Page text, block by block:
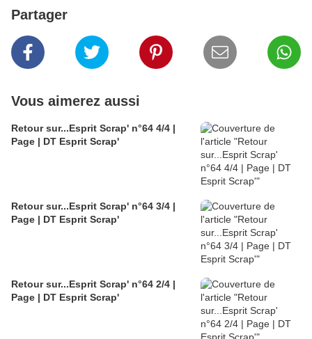
Partager
Vous aimerez aussi
Retour sur...Esprit Scrap' n°64 4/4 |
Page | DT Esprit Scrap'
Retour sur...Esprit Scrap' n°64 3/4 |
Page | DT Esprit Scrap'
Retour sur...Esprit Scrap' n°64 2/4 |
Page | DT Esprit Scrap'